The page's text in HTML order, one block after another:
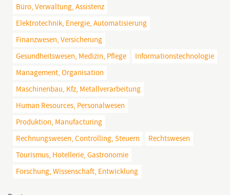
Büro, Verwaltung, Assistenz
Elektrotechnik, Energie, Automatisierung
Finanzwesen, Versicherung
Gesundheitswesen, Medizin, Pflege
Informationstechnologie
Management, Organisation
Maschinenbau, Kfz, Metallverarbeitung
Human Resources, Personalwesen
Produktion, Manufacturing
Rechnungswesen, Controlling, Steuern
Rechtswesen
Tourismus, Hotellerie, Gastronomie
Forschung, Wissenschaft, Entwicklung